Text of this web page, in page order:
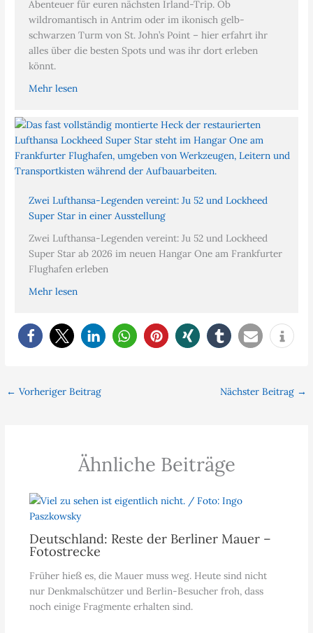
Abenteuer für euren nächsten Irland-Trip. Ob
wildromantisch in Antrim oder im ikonisch gelb-
schwarzen Turm von St. John’s Point – hier erfahrt ihr
alles über die besten Spots und was ihr dort erleben
könnt.
Mehr lesen
Zwei Lufthansa-Legenden vereint: Ju 52 und Lockheed
Super Star in einer Ausstellung
Zwei Lufthansa-Legenden vereint: Ju 52 und Lockheed
Super Star ab 2026 im neuen Hangar One am Frankfurter
Flughafen erleben
Mehr lesen
← Vorheriger Beitrag Nächster Beitrag →
Ähnliche Beiträge
Deutschland: Reste der Berliner Mauer –
Fotostrecke
Früher hieß es, die Mauer muss weg. Heute sind nicht
nur Denkmalschützer und Berlin-Besucher froh, dass
noch einige Fragmente erhalten sind.